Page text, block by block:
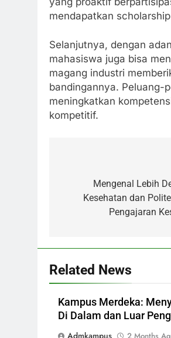
mendapatkan
Selanjutnya, dengan
mahasiswa juga bisa
magang industri
bandingannya. Peluang-
meningkatkan
kompetitif.
navigation
Mengenal Lebih
Kesehatan dan
Pengajaran
Related News
Kampus Merdeka:
Di Dalam dan Luar
Admkampus
2 Months